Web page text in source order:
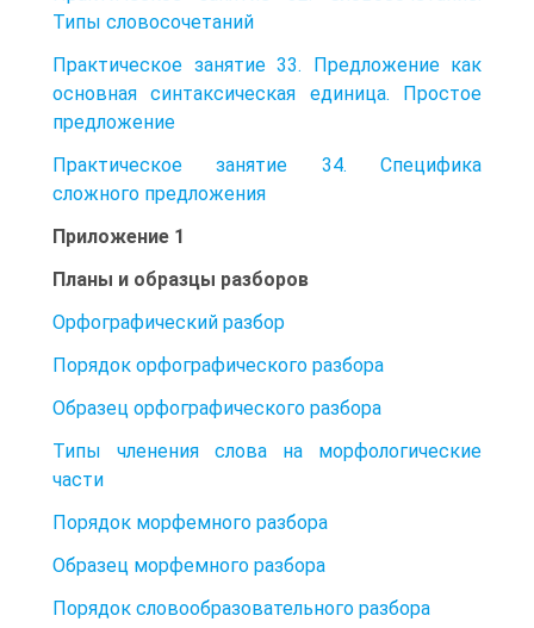
Типы словосочетаний
Практическое занятие 33. Предложение как
основная синтаксическая единица. Простое
предложение
Практическое занятие 34. Специфика
сложного предложения
Приложение 1
Планы и образцы разборов
Орфографический разбор
Порядок орфографического разбора
Образец орфографического разбора
Типы членения слова на морфологические
части
Порядок морфемного разбора
Образец морфемного разбора
Порядок словообразовательного разбора